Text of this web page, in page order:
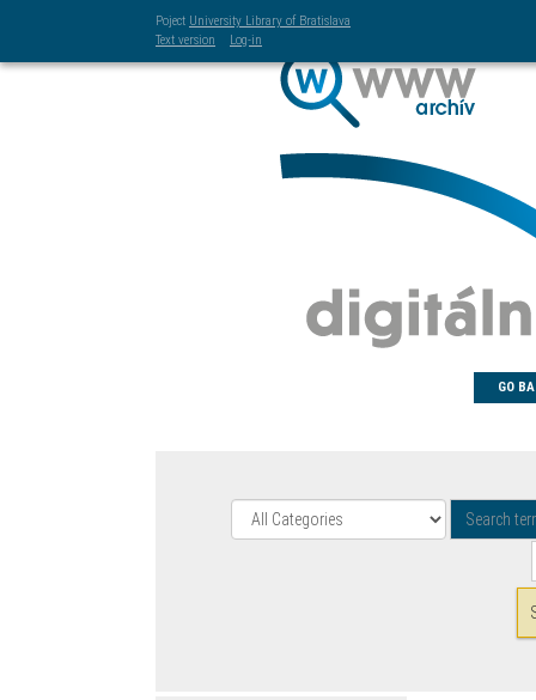
Poject University Library of Bratislava
Text version
Log-in
GO